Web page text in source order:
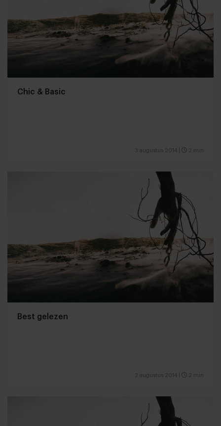
Chic & Basic
3 augustus 2014 2 min
Best gelezen
2 augustus 2014 2 min